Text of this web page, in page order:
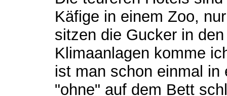
Käfige in einem Zoo,
sitzen die Gucker in
Klimaanlagen komme
ist man schon einmal in
"ohne" auf dem Bett